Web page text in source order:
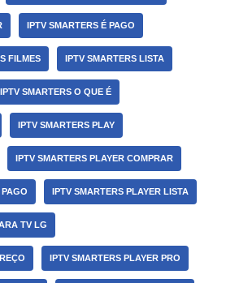
IPTV SMARTERS É PAGO
FILMES IPTV SMARTERS LISTA
IPTV SMARTERS O QUE É
IPTV SMARTERS PLAY
IPTV SMARTERS PLAYER COMPRAR
IPTV SMARTERS PLAYER LISTA
TV LG
IPTV SMARTERS PLAYER PRO